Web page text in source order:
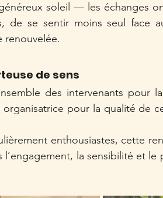
soleil — les échanges
de se sentir moins seul face
renouvelée.
de sens
des intervenants pour
organisatrice pour la qualité de
enthousiastes, cette
la sensibilité et le